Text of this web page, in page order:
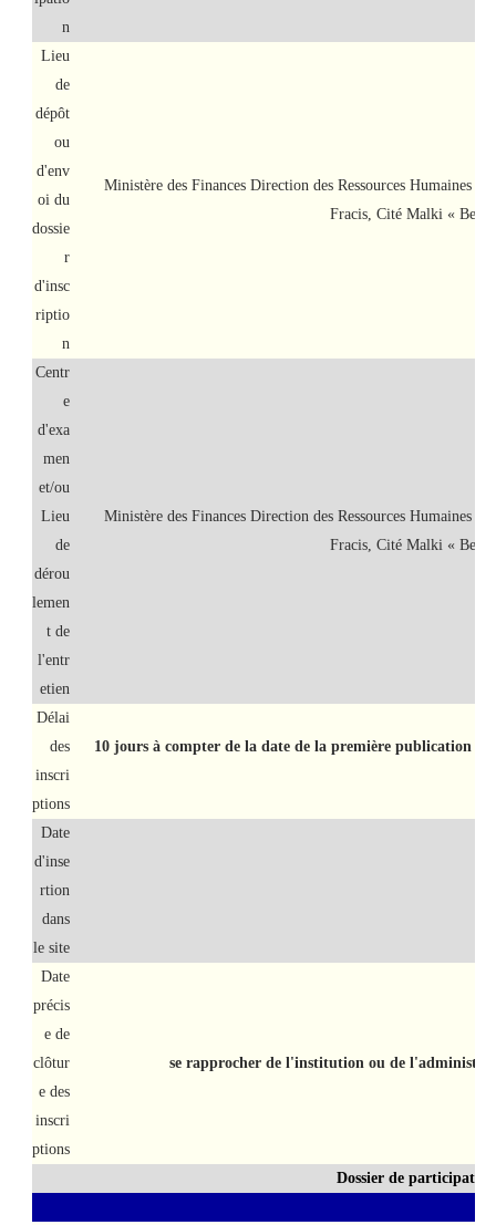
n
Lieu
de
dépôt
ou
d'env
oi du
dossie
r
d'insc
riptio
n
Ministère des Finances Direction des Ressources Humaines
Fracis, Cité Malki « Ben
Centr
e
d'exa
men
et/ou
Lieu
de
dérou
lemen
t de
l'entr
etien
Ministère des Finances Direction des Ressources Humaines
Fracis, Cité Malki « Ben
Délai
des
inscri
ptions
10 jours à compter de la date de la première publication
Date
d'inse
rtion
dans
le site
Date
précis
e de
clôtur
e des
inscri
ptions
se rapprocher de l'institution ou de
Dossier de